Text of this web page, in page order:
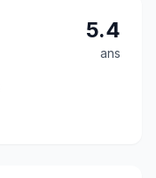
5.4
ans